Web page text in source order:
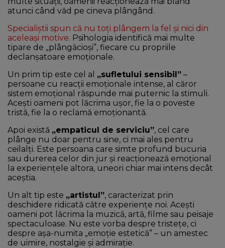
atunci când văd pe cineva plângând.
Specialiștii spun că nu toți plângem la fel și nici din
aceleași motive. Psihologia identifică mai multe
tipare de „plângăcioși”, fiecare cu propriile
declanșatoare emoționale.
Un prim tip este cel al „sufletului sensibil” –
persoane cu reacții emoționale intense, al căror
sistem emoțional răspunde mai puternic la stimuli.
Acești oameni pot lăcrima ușor, fie la o poveste
tristă, fie la o reclamă emoționantă.
Apoi există „empaticul de serviciu”, cel care
plânge nu doar pentru sine, ci mai ales pentru
ceilalți. Este persoana care simte profund bucuria
sau durerea celor din jur și reacționează emoțional
la experiențele altora, uneori chiar mai intens decât
aceștia.
Un alt tip este „artistul”, caracterizat prin
deschidere ridicată către experiențe noi. Acești
oameni pot lăcrima la muzică, artă, filme sau peisaje
spectaculoase. Nu este vorba despre tristețe, ci
despre așa-numita „emoție estetică” – un amestec
de uimire, nostalgie și admirație.